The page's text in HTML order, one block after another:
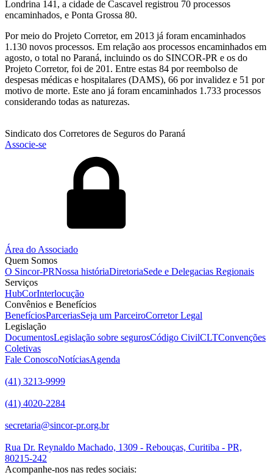
Londrina 141, a cidade de Cascavel registrou 70 processos
encaminhados, e Ponta Grossa 80.
Por meio do Projeto Corretor, em 2013 já foram encaminhados
1.130 novos processos. Em relação aos processos encaminhados em
agosto, o total no Paraná, incluindo os do SINCOR-PR e os do
Projeto Corretor, foi de 201. Entre estas 84 por reembolso de
despesas médicas e hospitalares (DAMS), 66 por invalidez e 51 por
motivo de morte. Este ano já foram encaminhados 1.733 processos
considerando todas as naturezas.
Sindicato dos Corretores de Seguros do Paraná
Associe-se
Área do Associado
Quem Somos
O Sincor-PRNossa históriaDiretoriaSede e Delegacias Regionais
Serviços
HubCorInterlocução
Convênios e Benefícios
BenefíciosParceriasSeja um ParceiroCorretor Legal
Legislação
DocumentosLegislação sobre segurosCódigo CivilCLTConvenções
Coletivas
Fale ConoscoNotíciasAgenda
(41) 3213-9999
(41) 4020-2284
secretaria@sincor-pr.org.br
Rua Dr. Reynaldo Machado, 1309 - Rebouças, Curitiba - PR,
80215-242
Acompanhe-nos nas redes sociais: